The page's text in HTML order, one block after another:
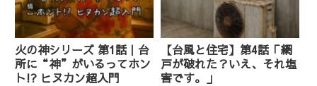
火の神シリーズ 第1話｜台
所に“神”がいるってホン
ト!? ヒヌカン超入門
【台風と住宅】第4話「網
戸が破れた？いえ、それ塩
害です。」